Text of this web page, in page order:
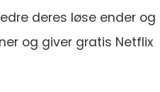
deres løse ender og
og giver gratis Netflix